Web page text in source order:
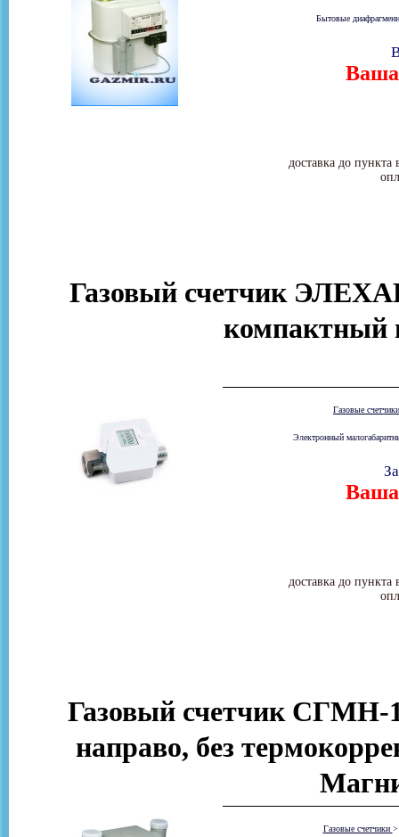
Бытовые
Ваша
доставка до
Газовый счетчик
компактный
Газовые
Электронный
Ваша
доставка до
Газовый счетчик СГМН-
направо, без
Газовые счетчики